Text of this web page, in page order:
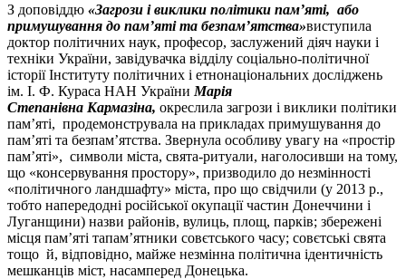
З доповіддю «Загрози і виклики політики пам’яті, або
примушування до пам’яті та безпам’ятства»виступила
доктор політичних наук, професор, заслужений діяч науки і
техніки України, завідувачка відділу соціально-політичної
історії Інституту політичних і етнонаціональних досліджень
ім. І. Ф. Кураса НАН України Марія
Степанівна Кармазіна, окреслила загрози і виклики політики
пам’яті, продемонструвала на прикладах примушування до
пам’яті та безпам’ятства. Звернула особливу увагу на «простір
пам’яті», символи міста, свята-ритуали, наголосивши на тому,
що «консервування простору», призводило до незмінності
«політичного ландшафту» міста, про що свідчили (у 2013 р.,
тобто напередодні російської окупації частин Донеччини і
Луганщини) назви районів, вулиць, площ, парків; збережені
місця пам’яті тапам’ятники совєтського часу; совєтські свята
тощо й, відповідно, майже незмінна політична ідентичність
мешканців міст, насамперед Донецька.